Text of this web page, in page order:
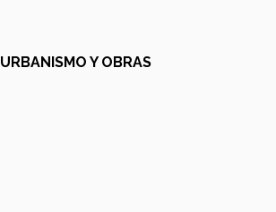
URBANISMO Y OBRAS